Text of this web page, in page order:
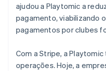
ajudou a Playtomic a
pagamento, viabilizando
pagamentos por clubes
Com a Stripe, a
operações. Hoje, a